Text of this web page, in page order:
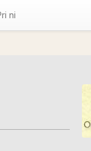
ni